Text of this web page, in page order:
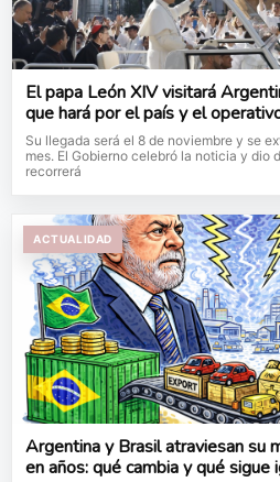
El papa León XIV visitará
que hará por el país y el
Su llegada será el 8 de noviembre y se
mes. El Gobierno celebró la noticia y dio
recorrerá
ACTUALIDAD
Argentina y Brasil atraviesan su
en años: qué cambia y qué sigue